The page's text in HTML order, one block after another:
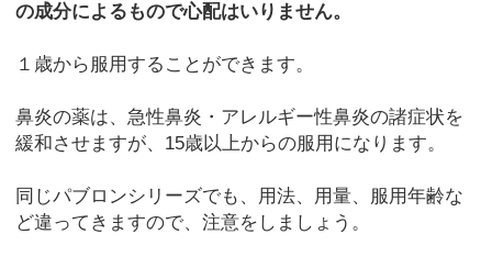
の成分によるもので心配はいりません。
１歳から服用することができます。
鼻炎の薬は、急性鼻炎・アレルギー性鼻炎の諸症状を
緩和させますが、15歳以上からの服用になります。
同じパブロンシリーズでも、用法、用量、服用年齢な
ど違ってきますので、注意をしましょう。